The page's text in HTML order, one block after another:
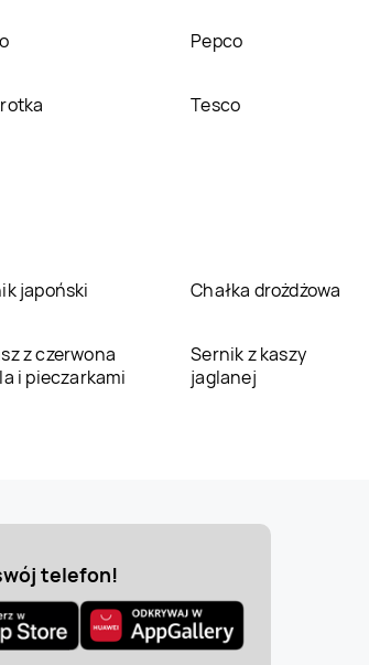
Pepco
Tesco
japoński Chałka drożdżowa
z czerwona
i pieczarkami
Sernik z kaszy
jaglanej
telefon!